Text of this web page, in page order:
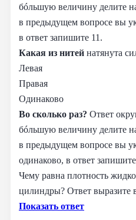
бóльшую величину делите
в предыдущем вопросе вы
в ответ запишите 11.
Какая из нитей натянута
Левая
Правая
Одинаково
Во сколько раз? Ответ
бóльшую величину делите
в предыдущем вопросе вы
одинаково, в ответ
Чему равна плотность
цилиндры? Ответ выразите
Показать ответ